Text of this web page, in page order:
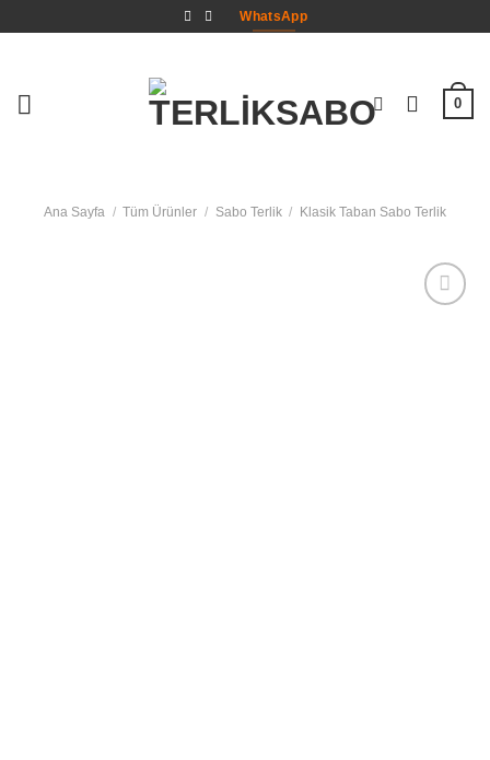
WhatsApp
0
Ana Sayfa / Tüm Ürünler / Sabo Terlik / Klasik Taban Sabo Terlik